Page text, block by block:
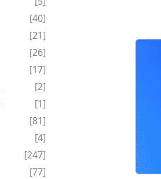
[40]
[21]
[26]
[17]
[2]
[1]
[81]
[4]
[247]
[77]